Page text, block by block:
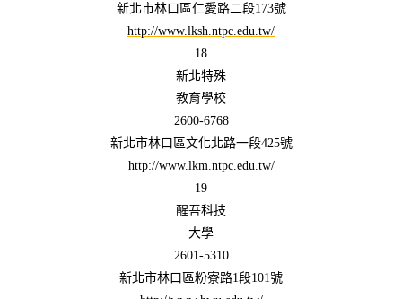
新北市林口區仁愛路二段173號
http://www.lksh.ntpc.edu.tw/
18
新北特殊
教育學校
2600-6768
新北市林口區文化北路一段425號
http://www.lkm.ntpc.edu.tw/
19
醒吾科技
大學
2601-5310
新北市林口區粉寮路1段101號